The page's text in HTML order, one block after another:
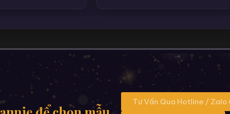
Tư Vấn Qua Hotline / Zalo